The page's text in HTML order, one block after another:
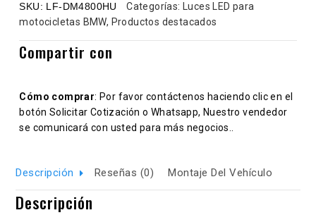
SKU: LF-DM4800HU Categorías: Luces LED para
motocicletas BMW, Productos destacados
Compartir con
Cómo comprar: Por favor contáctenos haciendo clic en el
botón Solicitar Cotización o Whatsapp, Nuestro vendedor
se comunicará con usted para más negocios..
Descripción Reseñas (0) Montaje Del Vehículo
Descripción